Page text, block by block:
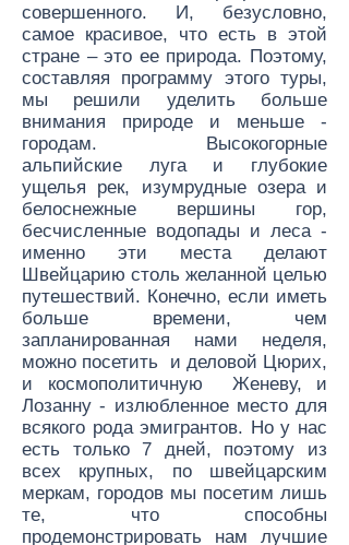
совершенного. И, безусловно,
самое красивое, что есть в этой
стране – это ее природа. Поэтому,
составляя программу этого туры,
мы решили уделить больше
внимания природе и меньше -
городам. Высокогорные
альпийские луга и глубокие
ущелья рек, изумрудные озера и
белоснежные вершины гор,
бесчисленные водопады и леса -
именно эти места делают
Швейцарию столь желанной целью
путешествий. Конечно, если иметь
больше времени, чем
запланированная нами неделя,
можно посетить и деловой Цюрих,
и космополитичную Женеву, и
Лозанну - излюбленное место для
всякого рода эмигрантов. Но у нас
есть только 7 дней, поэтому из
всех крупных, по швейцарским
меркам, городов мы посетим лишь
те, что способны
продемонстрировать нам лучшие